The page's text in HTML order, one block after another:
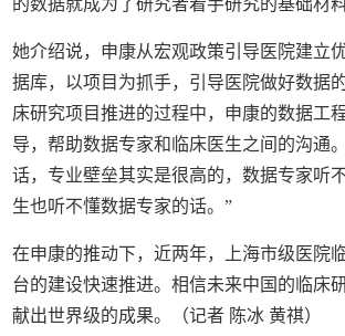
她介绍说，申康从宏观政策引导医院建立
据库，以项目为抓手，引导医院做好数据
床研究项目推进的过程中，申康的数据工
导，帮助数据专家和临床医生之间的沟通
话，专业壁垒其实是很高的，数据专家听
生也听不懂数据专家的话。”
在申康的推动下，近两年，上海市级医院
台的建设快速推进。相信未来中国的临床
献出世界级的成果。（记者 陈冰 黄祺）